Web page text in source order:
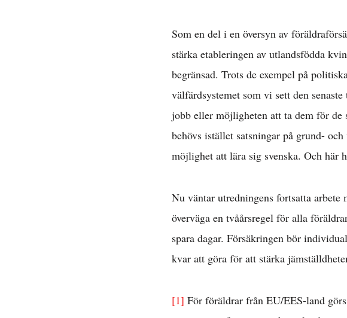
Som en del i en översyn av
stärka etableringen av utlandsfödda
begränsad. Trots de exempel på
välfärdsystemet som vi sett den
jobb eller möjligheten att ta dem för de
behövs istället satsningar på grund-
möjlighet att lära sig svenska. Och här
Nu väntar utredningens fortsatta
överväga en tvåårsregel för alla
spara dagar. Försäkringen bör
kvar att göra för att stärka
[1] För föräldrar från EU/EES-land